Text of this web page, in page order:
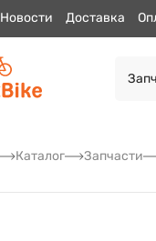
Новости Доставка
Каталог Запчасти